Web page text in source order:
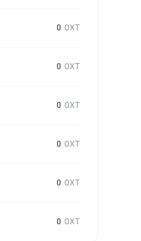
0 OXT
0 OXT
0 OXT
0 OXT
0 OXT
0 OXT